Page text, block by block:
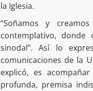
la Iglesia.
“Soñamos y
contemplativo,
sinodal”. Así lo
comunicaciones de la
explicó, es
profunda, premisa